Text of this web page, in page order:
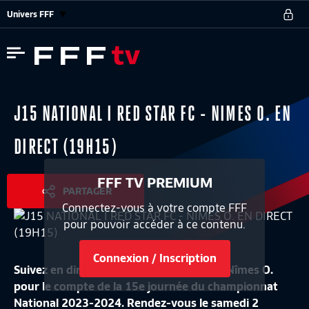
Univers FFF
J15 NATIONAL I RED STAR FC - NIMES O. EN
DIRECT (19H15)
PARTAGERFFF TV PREMIUM
Connectez-vous à votre compte FFF
pour pouvoir accéder à ce contenu.
Connexion / Inscription
Suivez en direct le match Red Star FC vs Nîmes O.
pour le compte de la 15e journée du championnat
National 2023-2024. Rendez-vous le samedi 2